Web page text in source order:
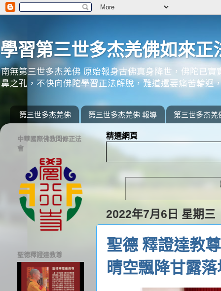
學習第三世多杰羌佛如來正
南無第三世多杰羌佛 原始報身古佛真身降世，佛陀已
鼻之孔，不快向佛陀學習正法解脫，難道還要痛苦輪迴
第三世多杰羌佛 第三世多杰羌佛 報導 第三世多杰羌
精選網頁
2022年7月6日 星期三
聖德 釋證達教
晴空飄降甘露
中華國際佛教聞修正法
會
聖德釋證達教尊